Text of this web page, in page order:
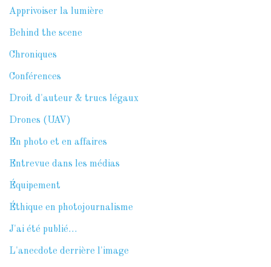
Apprivoiser la lumière
Behind the scene
Chroniques
Conférences
Droit d'auteur & trucs légaux
Drones (UAV)
En photo et en affaires
Entrevue dans les médias
Équipement
Éthique en photojournalisme
J'ai été publié…
L'anecdote derrière l'image